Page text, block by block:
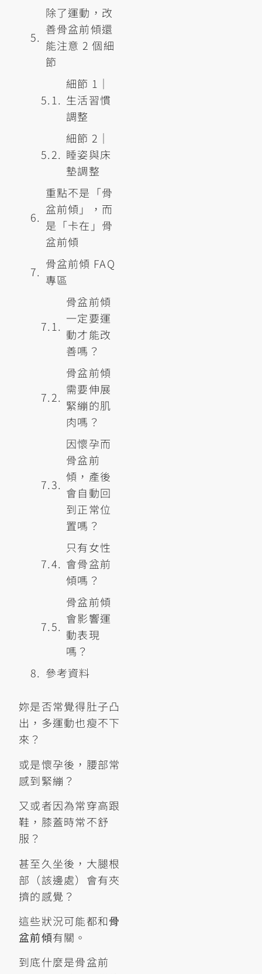
除了運動，改
善骨盆前傾還
能注意 2 個細
節
細節 1｜
生活習慣
調整
細節 2｜
睡姿與床
墊調整
重點不是「骨
盆前傾」，而
是「卡在」骨
盆前傾
骨盆前傾 FAQ
專區
骨盆前傾
一定要運
動才能改
善嗎？
骨盆前傾
需要伸展
緊繃的肌
肉嗎？
因懷孕而
骨盆前
傾，產後
會自動回
到正常位
置嗎？
只有女性
會骨盆前
傾嗎？
骨盆前傾
會影響運
動表現
嗎？
參考資料
妳是否常覺得肚子凸
出，多運動也瘦不下
來？
或是懷孕後，腰部常
感到緊繃？
又或者因為常穿高跟
鞋，膝蓋時常不舒
服？
甚至久坐後，大腿根
部（該邊處）會有夾
擠的感覺？
這些狀況可能都和骨
盆前傾有關。
到底什麼是骨盆前